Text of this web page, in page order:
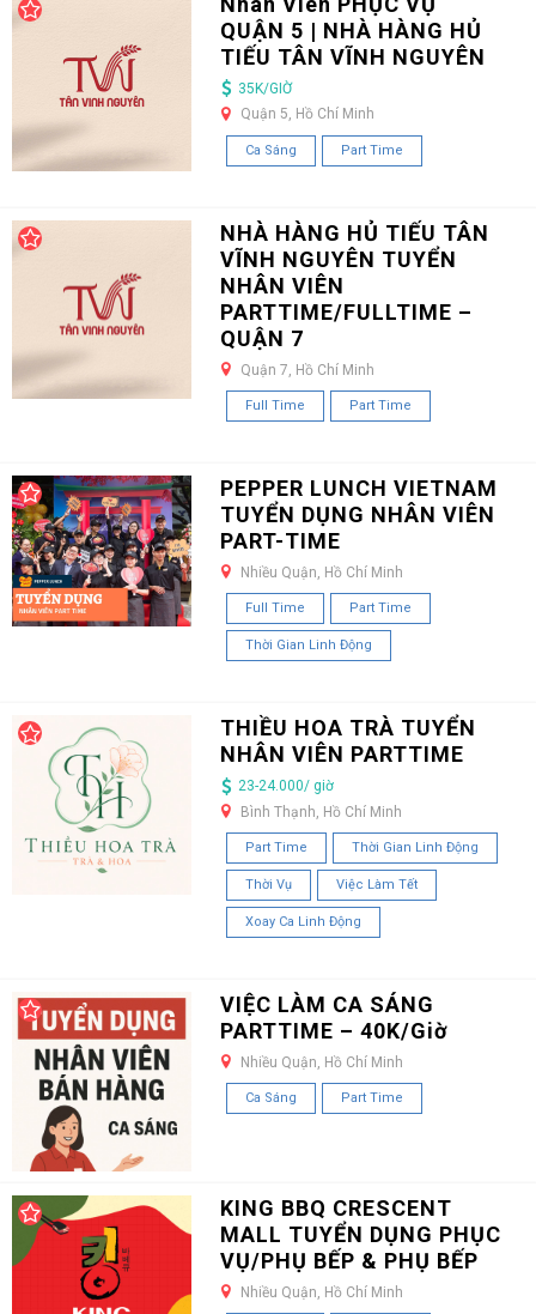
QUẬN 5 | NHÀ HÀNG HỦ
TIẾU TÂN VĨNH NGUYÊN
35K/GIỜ
Quận 5, Hồ Chí Minh
Ca Sáng Part Time
NHÀ HÀNG HỦ TIẾU TÂN
VĨNH NGUYÊN TUYỂN
NHÂN VIÊN
PARTTIME/FULLTIME –
QUẬN 7
Quận 7, Hồ Chí Minh
Full Time Part Time
PEPPER LUNCH VIETNAM
TUYỂN DỤNG NHÂN VIÊN
PART-TIME
Nhiều Quận, Hồ Chí Minh
Full Time Part Time
Thời Gian Linh Động
THIỀU HOA TRÀ TUYỂN
NHÂN VIÊN PARTTIME
23-24.000/ giờ
Bình Thạnh, Hồ Chí Minh
Part Time Thời Gian Linh Động
Thời Vụ Việc Làm Tết
Xoay Ca Linh Động
VIỆC LÀM CA SÁNG
PARTTIME – 40K/Giờ
Nhiều Quận, Hồ Chí Minh
Ca Sáng Part Time
KING BBQ CRESCENT
MALL TUYỂN DỤNG PHỤC
VỤ/PHỤ BẾP & PHỤ BẾP
Nhiều Quận, Hồ Chí Minh